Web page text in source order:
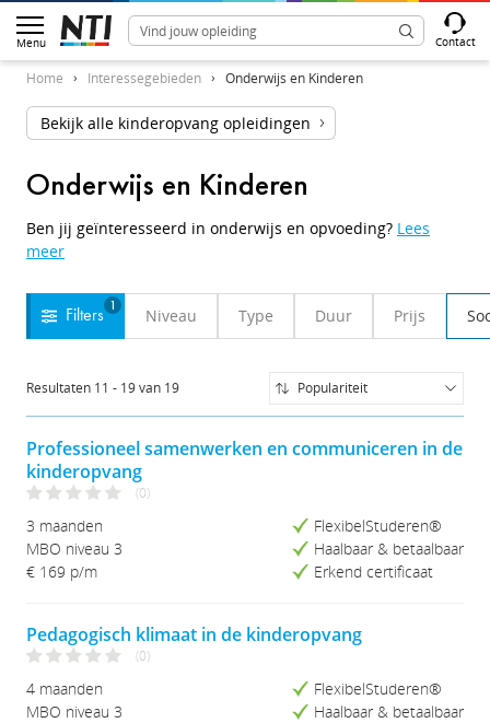
Menu Contact
Home Interessegebieden Onderwijs en Kinderen
Bekijk alle kinderopvang opleidingen
Onderwijs en Kinderen
Ben jij geïnteresseerd in onderwijs en opvoeding? Lees
meer
Filters
1 Niveau Type Duur Prijs
Resultaten 11 - 19van 19
Populariteit
Populariteit
Naam (A-Z)
Studieduur (Kort-Lang)
Studieduur (Lang-Kort)
Professioneel samenwerken en communiceren in de
kinderopvang
(0)
3 maanden
MBO niveau 3
€ 169 p/m
FlexibelStuderen®
Haalbaar & betaalbaar
Erkend certificaat
Pedagogisch klimaat in de kinderopvang
(0)
4 maanden
MBO niveau 3
FlexibelStuderen®
Haalbaar & betaalbaar